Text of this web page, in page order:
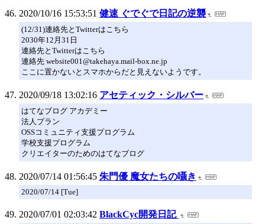
2020/10/16 15:53:51 健速 ぐでぐで日記の逆襲
(12/31)連絡先とTwitterはこちら
2030年12月31日
連絡先とTwitterはこちら
連絡先 website001@takehaya.mail-box.ne.jp
ここに置かないとスマホからだと見えないようです。
2020/09/18 13:02:16 アセティック・シルバー
はてなブログ アカデミー
法人プラン
OSSコミュニティ支援プログラム
学校支援プログラム
クリエイターのためのはてなブログ
2020/07/14 01:56:45 朱門優 魔女たちの囁き
2020/07/14 [Tue]
2020/07/01 02:03:42 BlackCyc開発日記